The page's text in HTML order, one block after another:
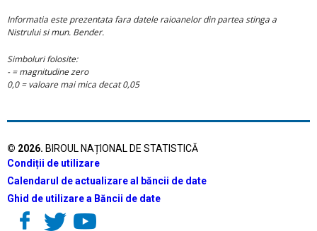
Informatia este prezentata fara datele raioanelor din partea stinga a
Nistrului si mun. Bender.
Simboluri folosite:
- = magnitudine zero
0,0 = valoare mai mica decat 0,05
© 2026. BIROUL NAȚIONAL DE STATISTICĂ
Condiții de utilizare
Calendarul de actualizare al băncii de date
Ghid de utilizare a Băncii de date